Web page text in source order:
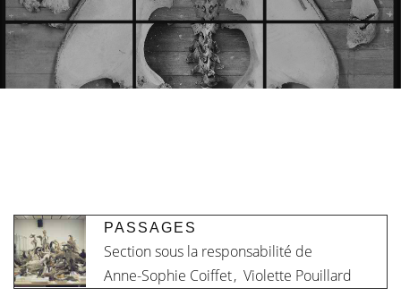
PASSAGES
Section sous la responsabilité de
Anne-Sophie Coiffet, Violette Pouillard